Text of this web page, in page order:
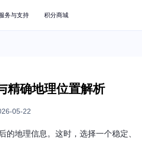
务与支持 积分商城
精确地理位置解析
05-22
地理信息。这时，选择一个稳定、